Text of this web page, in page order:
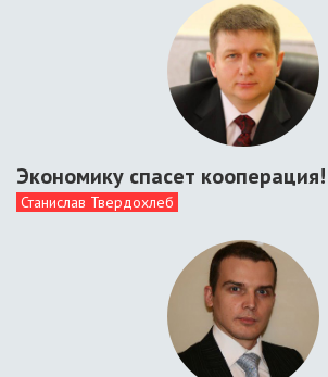
Экономику спасет кооперация!
Станислав Твердохлеб